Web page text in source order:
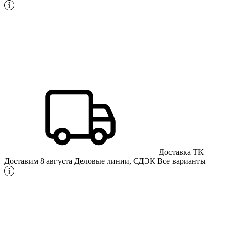
Доставка ТК
Доставим 8 августа Деловые линии, СДЭК Все варианты